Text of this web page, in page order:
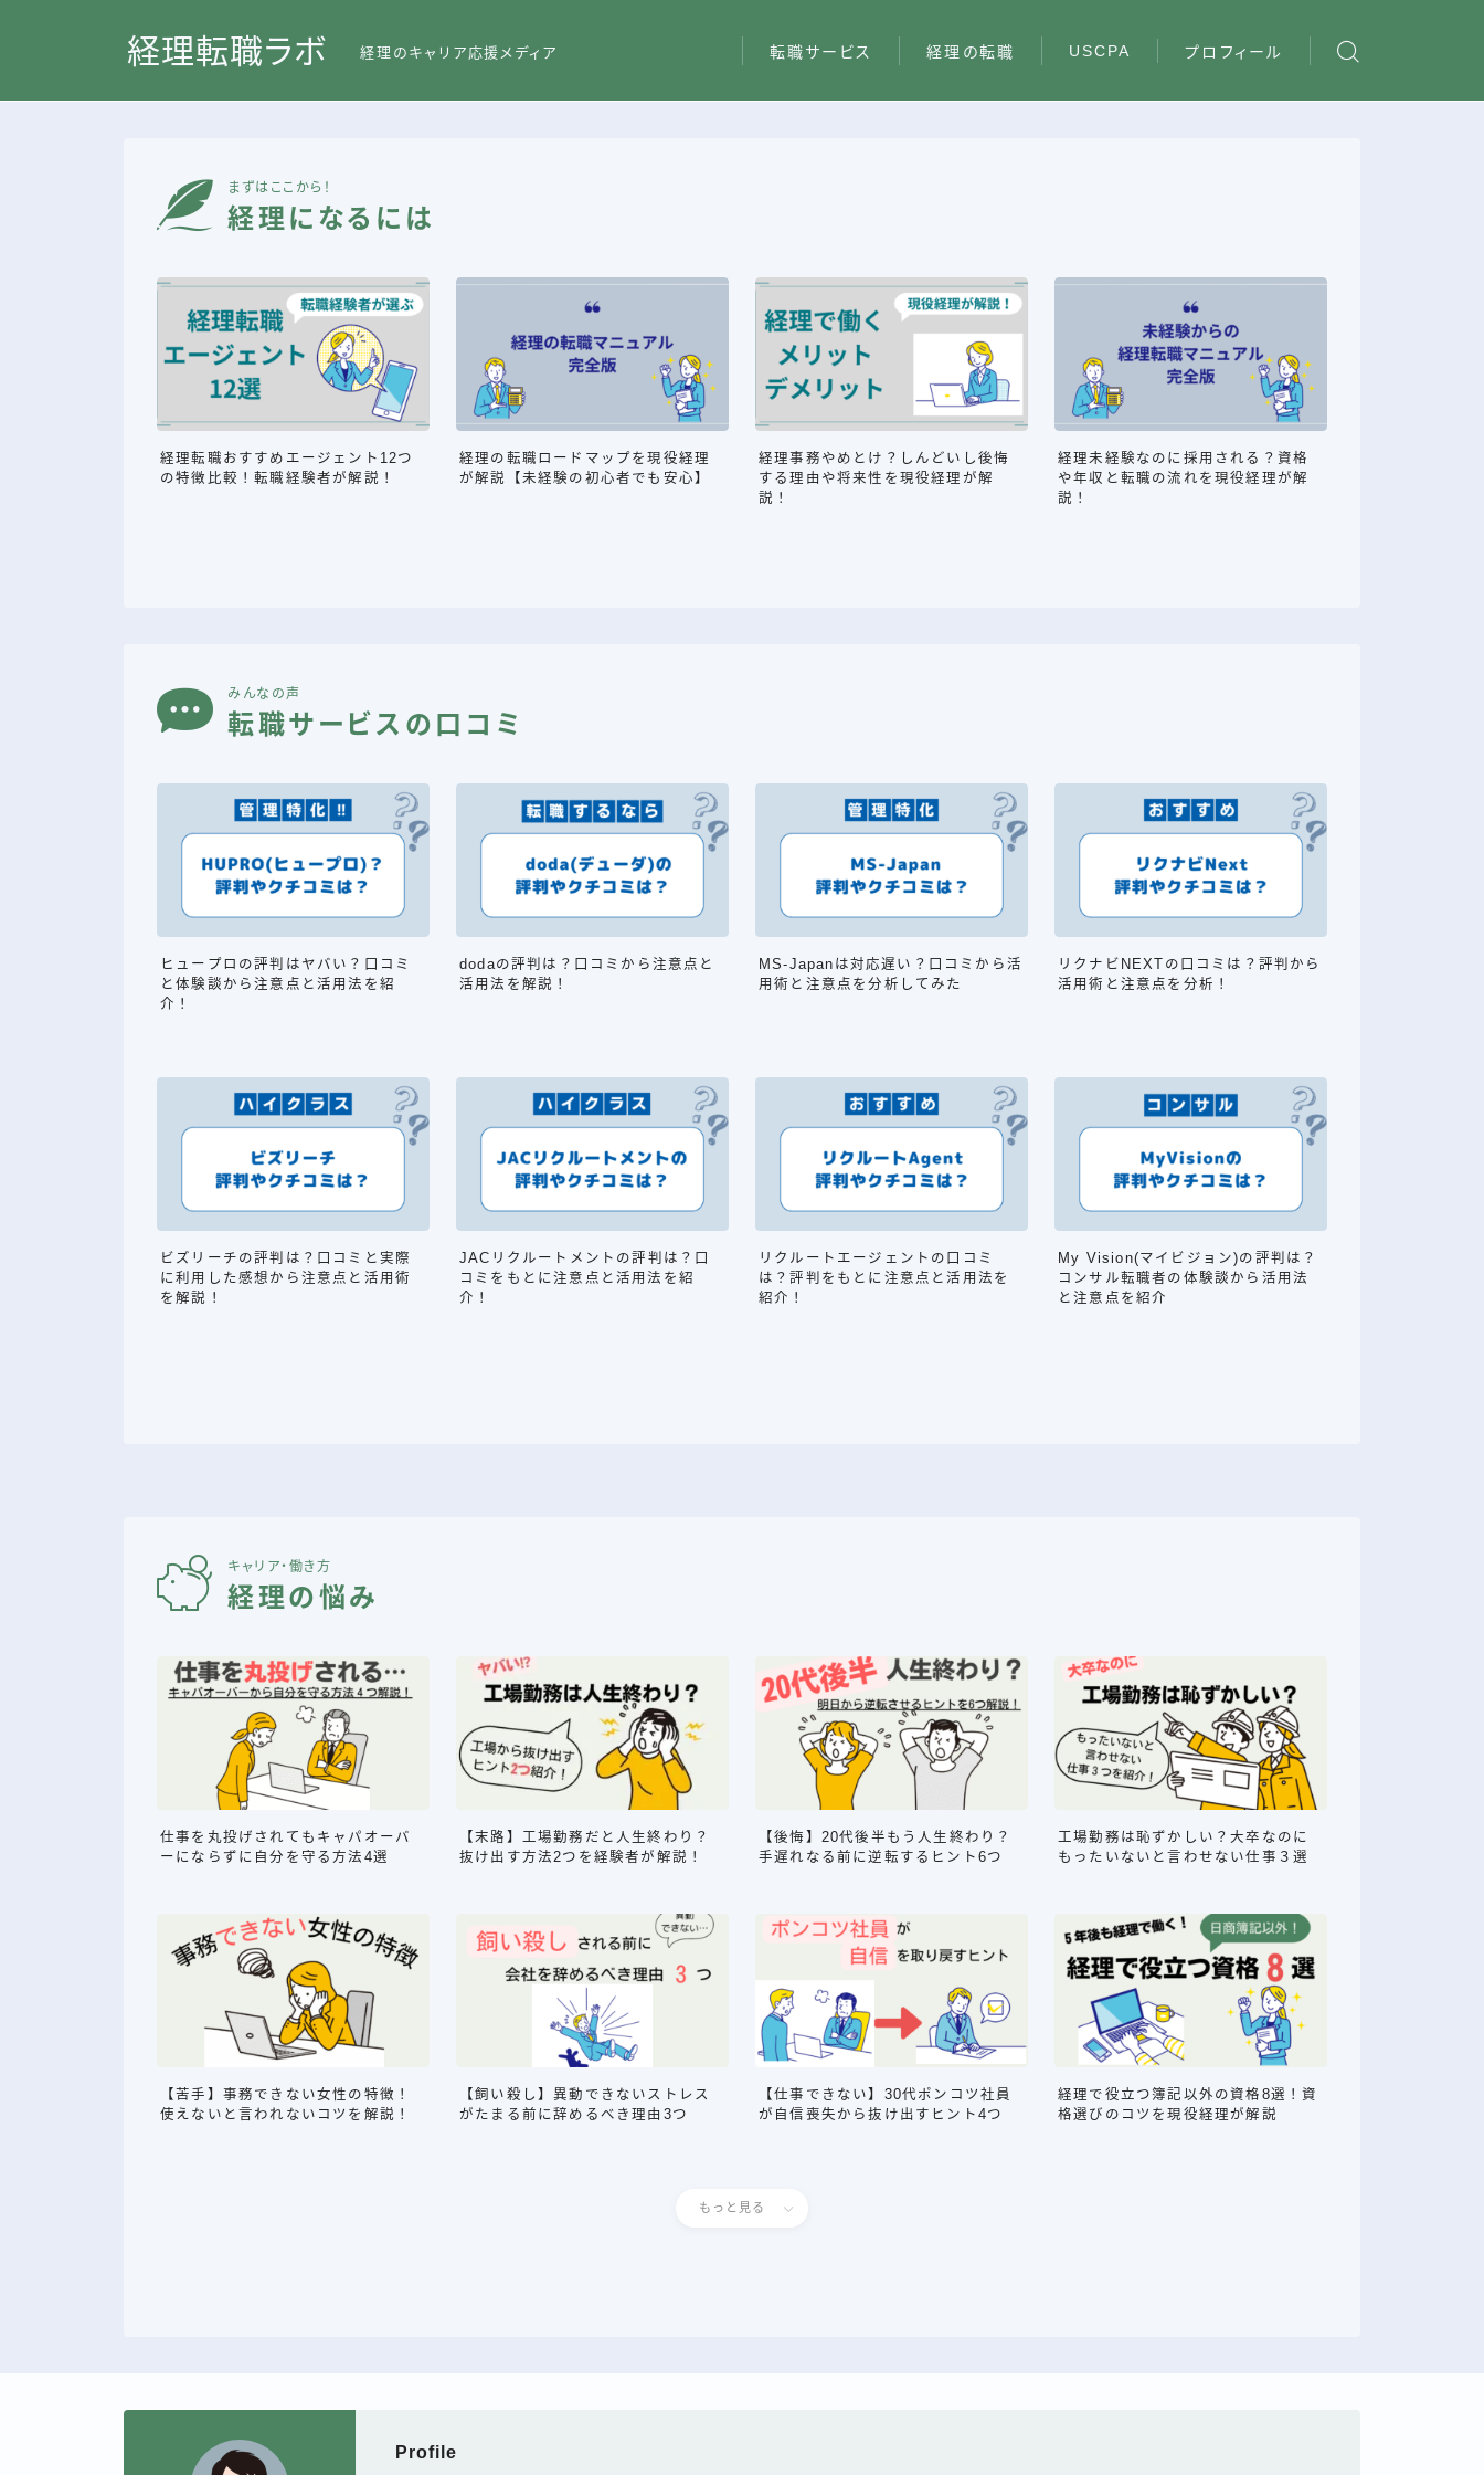
経理転職ラボ 経理のキャリア応援メディア 転職サービス 経理の転職 USCPA プロフィール
まずはここから！
経理になるには
経理転職おすすめエージェント12つ
の特徴比較！転職経験者が解説！
経理の転職ロードマップを現役経理
が解説【未経験の初心者でも安心】
経理事務やめとけ？しんどいし後悔
する理由や将来性を現役経理が解
説！
経理未経験なのに採用される？資格
や年収と転職の流れを現役経理が解
説！
みんなの声
転職サービスの口コミ
ヒュープロの評判はヤバい？口コミ
と体験談から注意点と活用法を紹
介！
dodaの評判は？口コミから注意点と
活用法を解説！
MS-Japanは対応遅い？口コミから活
用術と注意点を分析してみた
リクナビNEXTの口コミは？評判から
活用術と注意点を分析！
ビズリーチの評判は？口コミと実際
に利用した感想から注意点と活用術
を解説！
JACリクルートメントの評判は？口
コミをもとに注意点と活用法を紹
介！
リクルートエージェントの口コミ
は？評判をもとに注意点と活用法を
紹介！
My Vision(マイビジョン)の評判は？
コンサル転職者の体験談から活用法
と注意点を紹介
キャリア・働き方
経理の悩み
仕事を丸投げされてもキャパオーバ
ーにならずに自分を守る方法4選
【末路】工場勤務だと人生終わり？
抜け出す方法2つを経験者が解説！
【後悔】20代後半もう人生終わり？
手遅れなる前に逆転するヒント6つ
工場勤務は恥ずかしい？大卒なのに
もったいないと言わせない仕事３選
【苦手】事務できない女性の特徴！
使えないと言われないコツを解説！
【飼い殺し】異動できないストレス
がたまる前に辞めるべき理由3つ
【仕事できない】30代ポンコツ社員
が自信喪失から抜け出すヒント4つ
経理で役立つ簿記以外の資格8選！資
格選びのコツを現役経理が解説
もっと見る
Profile